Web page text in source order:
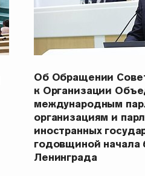
Об Обращении
к Организации
международным
организациям и
иностранных
годовщиной начала
Ленинграда